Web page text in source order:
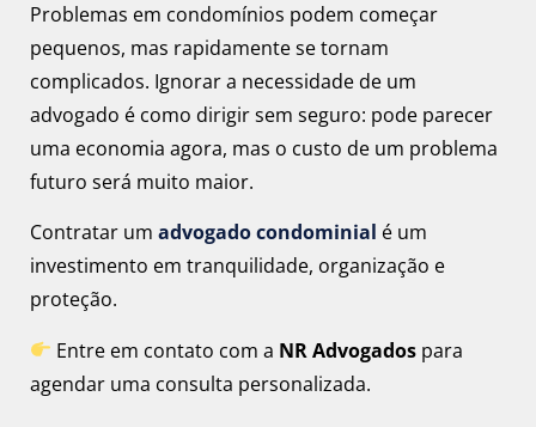
Problemas em condomínios podem começar
pequenos, mas rapidamente se tornam
complicados. Ignorar a necessidade de um
advogado é como dirigir sem seguro: pode parecer
uma economia agora, mas o custo de um problema
futuro será muito maior.
Contratar um advogado condominial é um
investimento em tranquilidade, organização e
proteção.
Entre em contato com a NR Advogados para
agendar uma consulta personalizada.